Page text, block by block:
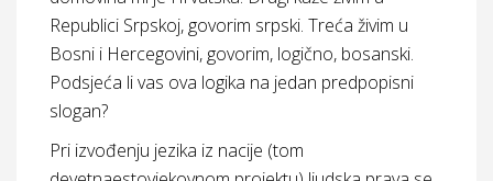
Republici Srpskoj, govorim srpski. Treća živim u
Bosni i Hercegovini, govorim, logično, bosanski.
Podsjeća li vas ova logika na jedan predpopisni
slogan?
Pri izvođenju jezika iz nacije (tom